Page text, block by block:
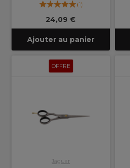
(1)
24,09 €
Ajouter au panier
OFFRE
Jaguar